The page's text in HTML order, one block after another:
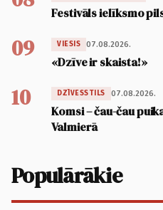
Festivāls ielīksmo
09 VIESIS 07.08.2026.
«Dzīve ir skaista!»
10 DZĪVESSTILS 07.08.2026.
Komsi – čau-čau
Valmierā
Populārākie